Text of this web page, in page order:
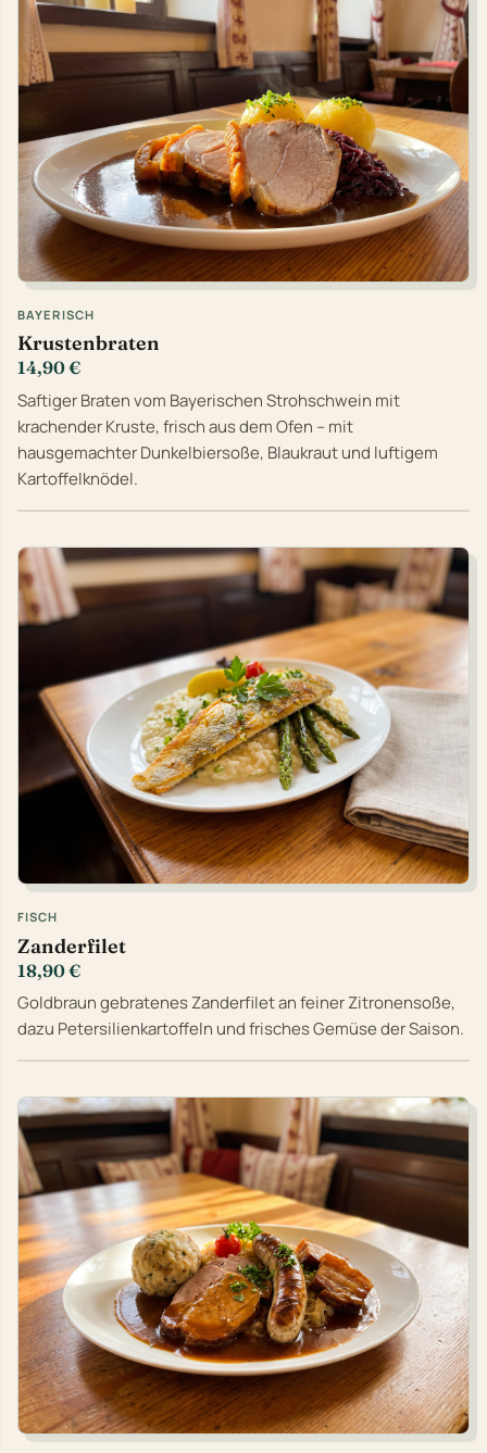
BAYERISCH
Krustenbraten
14,90 €
Saftiger Braten vom Bayerischen Strohschwein mit
krachender Kruste, frisch aus dem Ofen – mit
hausgemachter Dunkelbiersoße, Blaukraut und luftigem
Kartoffelknödel.
FISCH
Zanderfilet
18,90 €
Goldbraun gebratenes Zanderfilet an feiner Zitronensoße,
dazu Petersilienkartoffeln und frisches Gemüse der Saison.